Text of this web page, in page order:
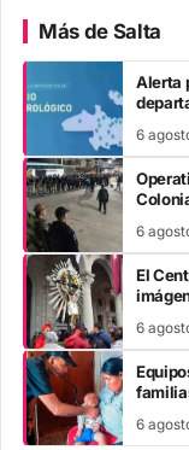
Más de Salta
Alerta
6
6
El
6
6